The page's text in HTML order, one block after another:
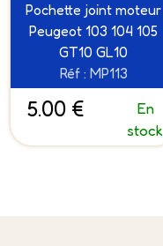
Pochette joint moteur
Peugeot 103 104 105
GT10 GL10
Réf : MP113
5.00 €
En
stock